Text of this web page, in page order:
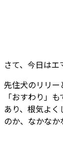
さて、今日はエ
先住犬のリリ
「おすわり」
あり、根気よ
のか、なかなか